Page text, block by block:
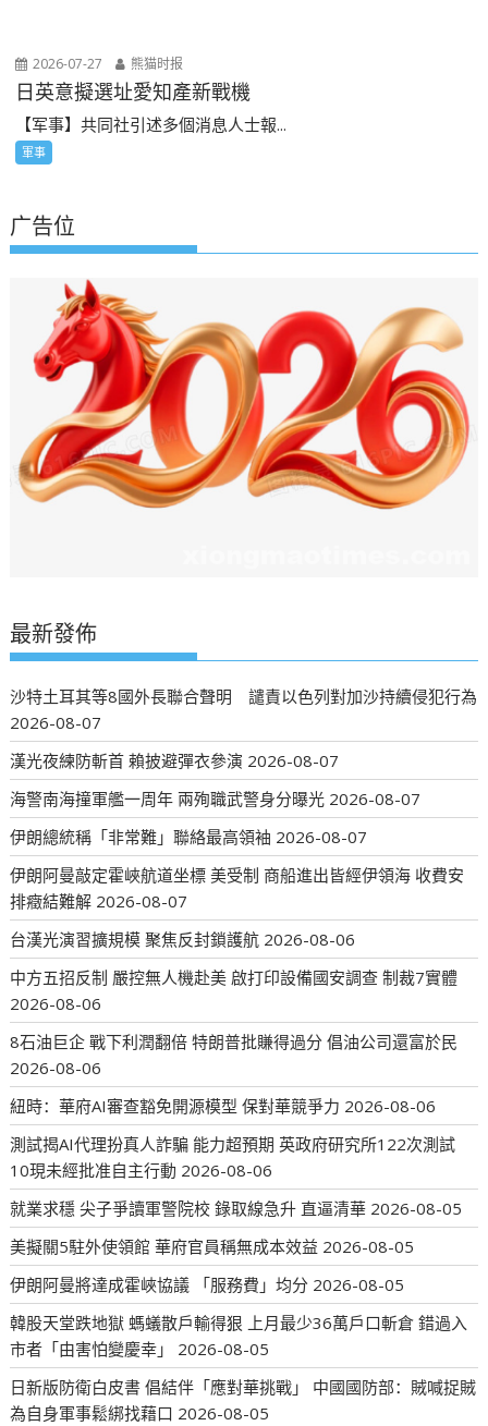
2026-07-27 熊猫时报
日英意擬選址愛知產新戰機
【军事】共同社引述多個消息人士報...
軍事
广告位
最新發佈
沙特土耳其等8國外長聯合聲明 譴責以色列對加沙持續侵犯行為
2026-08-07
漢光夜練防斬首 賴披避彈衣參演 2026-08-07
海警南海撞軍艦一周年 兩殉職武警身分曝光 2026-08-07
伊朗總統稱「非常難」聯絡最高領袖 2026-08-07
伊朗阿曼敲定霍峽航道坐標 美受制 商船進出皆經伊領海 收費安
排癥結難解 2026-08-07
台漢光演習擴規模 聚焦反封鎖護航 2026-08-06
中方五招反制 嚴控無人機赴美 啟打印設備國安調查 制裁7實體
2026-08-06
8石油巨企 戰下利潤翻倍 特朗普批賺得過分 倡油公司還富於民
2026-08-06
紐時：華府AI審查豁免開源模型 保對華競爭力 2026-08-06
測試揭AI代理扮真人詐騙 能力超預期 英政府研究所122次測試
10現未經批准自主行動 2026-08-06
就業求穩 尖子爭讀軍警院校 錄取線急升 直逼清華 2026-08-05
美擬關5駐外使領館 華府官員稱無成本效益 2026-08-05
伊朗阿曼將達成霍峽協議 「服務費」均分 2026-08-05
韓股天堂跌地獄 螞蟻散戶輸得狠 上月最少36萬戶口斬倉 錯過入
市者「由害怕變慶幸」
2026-08-05
日新版防衛白皮書 倡結伴「應對華挑戰」 中國國防部：賊喊捉賊
為自身軍事鬆綁找藉口 2026-08-05